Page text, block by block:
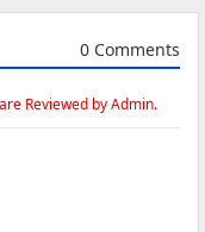
0 Comments
Reviewed by Admin.